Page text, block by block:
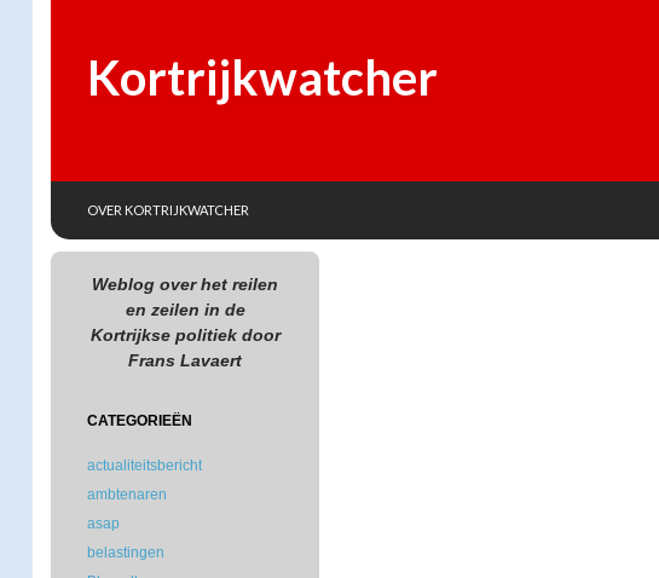
Kortrijkwatcher
OVER KORTRIJKWATCHER
Weblog over het reilen
en zeilen in de
Kortrijkse politiek door
Frans Lavaert
CATEGORIEËN
actualiteitsbericht
ambtenaren
asap
belastingen